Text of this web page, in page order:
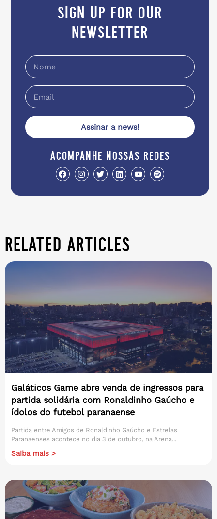
sign up for our
newsletter
Assinar a news!
acompanhe nossas redes
related articles
Galáticos Game abre venda de ingressos para
partida solidária com Ronaldinho Gaúcho e
ídolos do futebol paranaense
Partida entre Amigos de Ronaldinho Gaúcho e Estrelas
Paranaenses acontece no dia 3 de outubro, na Arena...
Saiba mais >